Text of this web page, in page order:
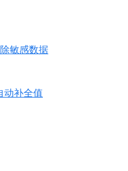
敏感数据
动补全值